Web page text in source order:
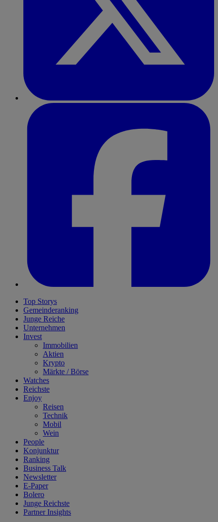
Top Storys
Gemeinderanking
Junge Reiche
Unternehmen
Invest
Immobilien
Aktien
Krypto
Märkte / Börse
Watches
Reichste
Enjoy
Reisen
Technik
Mobil
Wein
People
Konjunktur
Ranking
Business Talk
Newsletter
E-Paper
Bolero
Junge Reichste
Partner Insights